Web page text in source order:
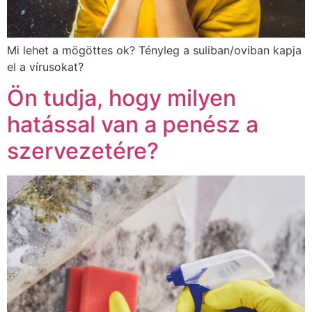
Mi lehet a mögöttes ok? Tényleg a suliban/oviban kapja
el a vírusokat?
Ön tudja, hogy milyen
hatással van a penész a
szervezetére?